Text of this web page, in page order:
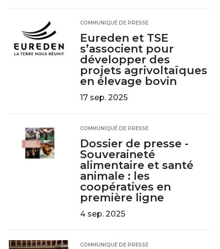
COMMUNIQUÉ DE PRESSE
Eureden et TSE
s’associent pour
développer des
projets agrivoltaïques
en élevage bovin
17 sep. 2025
COMMUNIQUÉ DE PRESSE
Dossier de presse -
Souveraineté
alimentaire et santé
animale : les
coopératives en
première ligne
4 sep. 2025
COMMUNIQUÉ DE PRESSE